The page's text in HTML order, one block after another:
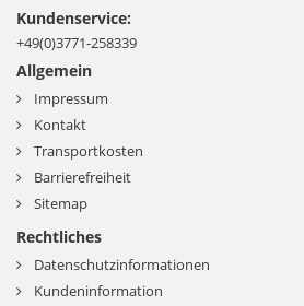
Kundenservice:
+49(0)3771-258339
Allgemein
Impressum
Kontakt
Transportkosten
Barrierefreiheit
Sitemap
Rechtliches
Datenschutzinformationen
Kundeninformation